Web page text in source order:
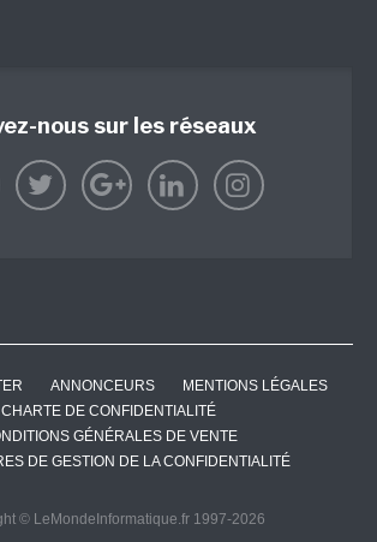
nous sur les réseaux
ANNONCEURS
MENTIONS LÉGALES
CHARTE DE CONFIDENTIALITÉ
GÉNÉRALES DE VENTE
DE GESTION DE LA CONFIDENTIALITÉ
© LeMondeInformatique.fr 1997-2026